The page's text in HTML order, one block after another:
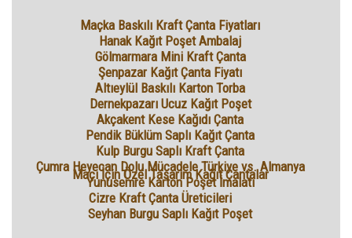
Maçka Baskılı Kraft Çanta Fiyatları
Hanak Kağıt Poşet Ambalaj
Gölmarmara Mini Kraft Çanta
Şenpazar Kağıt Çanta Fiyatı
Altıeylül Baskılı Karton Torba
Dernekpazarı Ucuz Kağıt Poşet
Akçakent Kese Kağıdı Çanta
Pendik Büklüm Saplı Kağıt Çanta
Kulp Burgu Saplı Kraft Çanta
Çumra Heyecan Dolu Mücadele Türkiye vs. Almanya
Maçı İçin Özel Tasarım Kağıt Çantalar
Yunusemre Karton Poşet İmalatı
Cizre Kraft Çanta Üreticileri
Seyhan Burgu Saplı Kağıt Poşet